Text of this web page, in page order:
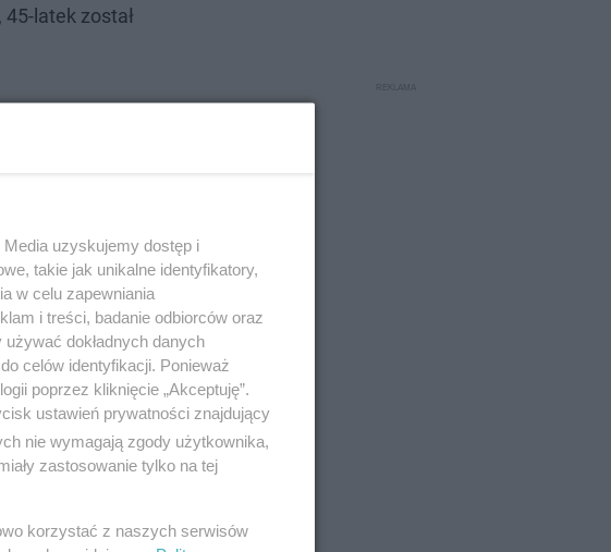
latek został
PAP prokurator
zabójstwa.
wyjaśnień.
w postaci
uzyskujemy dostęp i
takie jak unikalne identyfikatory,
w celu zapewniania
i treści, badanie odbiorców oraz
dokładnych danych
celów identyfikacji. Ponieważ
poprzez kliknięcie „Akceptuję”.
ustawień prywatności znajdujący
nie wymagają zgody użytkownika,
zastosowanie tylko na tej
korzystać z naszych serwisów